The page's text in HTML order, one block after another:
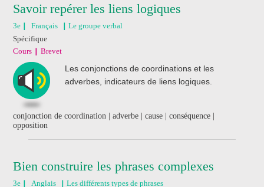
Savoir repérer les liens logiques
3e Français
Le groupe verbal
Spécifique
Cours
Brevet
Les conjonctions de coordinations et les
adverbes, indicateurs de liens logiques.
conjonction de coordination | adverbe | cause | conséquence |
opposition
Bien construire les phrases complexes
3e Anglais
Les différents types de phrases